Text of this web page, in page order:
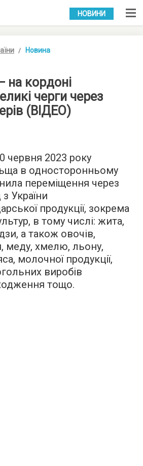
УКР РУС
НОВИНИ
Новина
на кордоні
черги через
(ВІДЕО)
червня 2023 року
в односторонньому
переміщення через
України
продукції, зокрема
в тому числі: жита,
а також овочів,
меду, хмелю, льону,
молочної продукції,
виробів
тощо.